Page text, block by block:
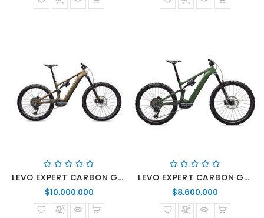
LEVO EXPERT CARBON G4 BNTGLDMET/DOP
$10.000.000Precio
normal
LEVO EXPERT CARBON G4 CYPRMET/SILDST
$8.600.000
normal